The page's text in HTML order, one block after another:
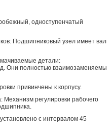
одноступенчатый
Подшипниковый узел имеет вал
детали:
Они полностью взаимозаменяемы
привинчены к корпусу.
Механизм регулировки рабочего
с интервалом 45